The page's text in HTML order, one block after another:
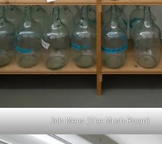
Job Mens (The Mush-Room)